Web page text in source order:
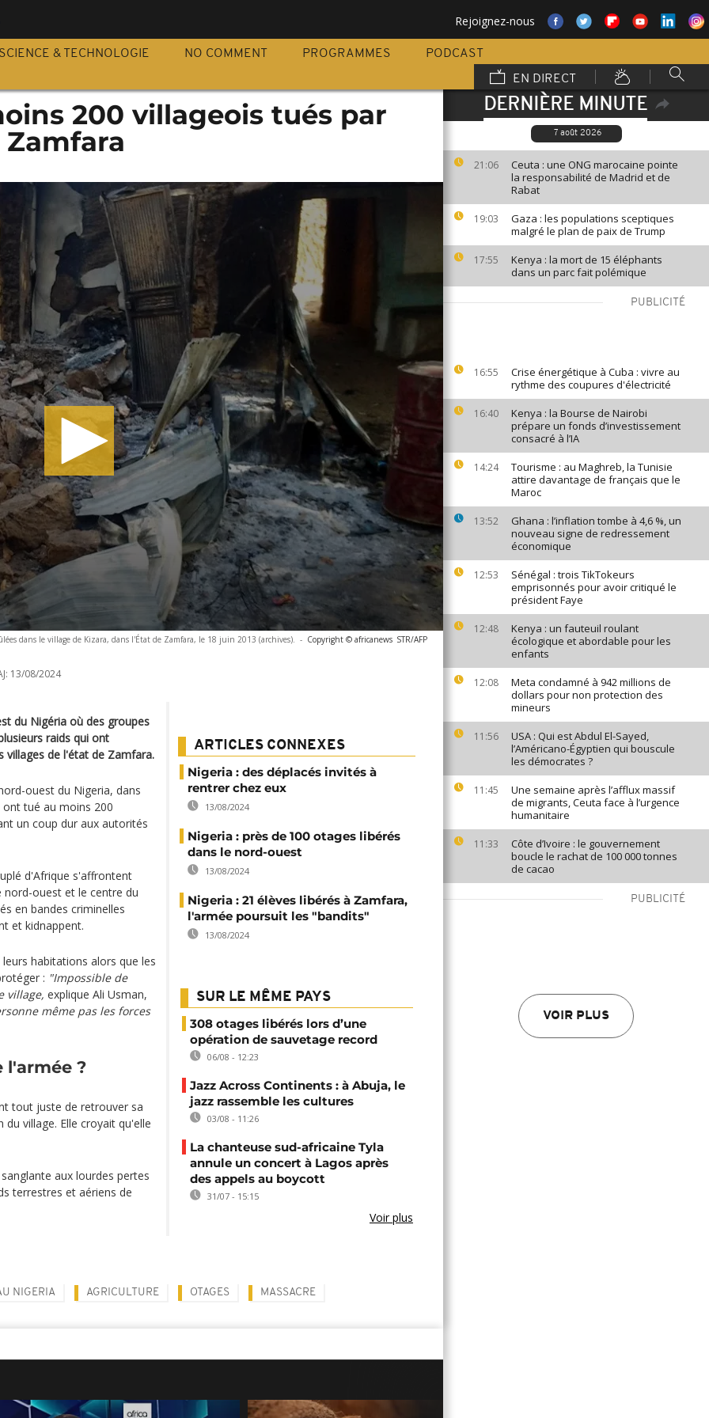
Rejoignez-nous
SCIENCE & TECHNOLOGIE NO COMMENT PROGRAMMES
PODCAST
EN DIRECT
DERNIÈRE MINUTE
7 août 2026
21:06
Ceuta : une ONG marocaine pointe
la responsabilité de Madrid et de
Rabat
19:03
Gaza : les populations sceptiques
malgré le plan de paix de Trump
17:55
Kenya : la mort de 15 éléphants
dans un parc fait polémique
PUBLICITÉ
16:55
Crise énergétique à Cuba : vivre au
rythme des coupures d'électricité
16:40
Kenya : la Bourse de Nairobi
prépare un fonds d’investissement
consacré à l’IA
14:24
Tourisme : au Maghreb, la Tunisie
attire davantage de français que le
Maroc
13:52
Ghana : l’inflation tombe à 4,6 %, un
nouveau signe de redressement
économique
12:53
Sénégal : trois TikTokeurs
emprisonnés pour avoir critiqué le
président Faye
12:48
Kenya : un fauteuil roulant
écologique et abordable pour les
enfants
12:08
Meta condamné à 942 millions de
dollars pour non protection des
mineurs
11:56
USA : Qui est Abdul El-Sayed,
l’Américano-Égyptien qui bouscule
les démocrates ?
11:45
Une semaine après l’afflux massif
de migrants, Ceuta face à l’urgence
humanitaire
11:33
Côte d’Ivoire : le gouvernement
boucle le rachat de 100 000 tonnes
de cacao
PUBLICITÉ
VOIR PLUS
200 villageois tués par
dans le village de Kizara, dans l'État de Zamfara, le 18 juin 2013 (archives). - Copyright © africanews STR/AFP
13/08/2024
du Nigéria où des groupes
raids qui ont
villages de l'état de Zamfara.
ouest du Nigeria, dans
tué au moins 200
un coup dur aux autorités
d'Afrique s'affrontent
nord-ouest et le centre du
en bandes criminelles
et kidnappent.
habitations alors que les
: "Impossible de
village, explique Ali Usman,
même pas les forces
l'armée ?
tout juste de retrouver sa
village. Elle croyait qu'elle
aux lourdes pertes
terrestres et aériens de
ARTICLES CONNEXES
Nigeria : des déplacés invités à
rentrer chez eux
13/08/2024
Nigeria : près de 100 otages libérés
dans le nord-ouest
13/08/2024
Nigeria : 21 élèves libérés à Zamfara,
l'armée poursuit les "bandits"
13/08/2024
SUR LE MÊME PAYS
308 otages libérés lors d’une
opération de sauvetage record
06/08 - 12:23
Jazz Across Continents : à Abuja, le
jazz rassemble les cultures
03/08 - 11:26
La chanteuse sud-africaine Tyla
annule un concert à Lagos après
des appels au boycott
31/07 - 15:15
Voir plus
NIGERIA AGRICULTURE OTAGES MASSACRE